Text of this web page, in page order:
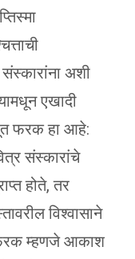
अशी
एखादी
फरक हा आहे:
संस्कारांचे
होते, तर
विश्वासाने
म्हणजे आकाश